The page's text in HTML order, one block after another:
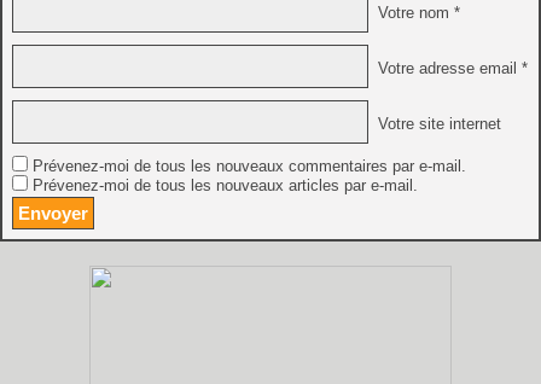
Votre nom *
Votre adresse email *
Votre site internet
Prévenez-moi de tous les nouveaux commentaires par e-mail.
Prévenez-moi de tous les nouveaux articles par e-mail.